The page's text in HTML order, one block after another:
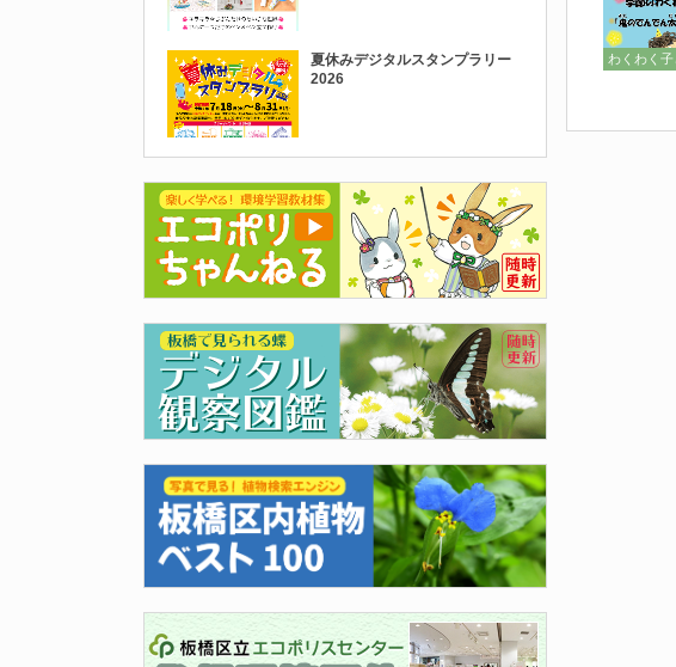
わくわく
夏休みデジタルスタンプラリー
2026